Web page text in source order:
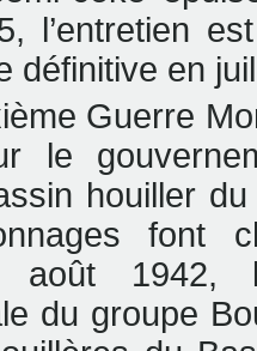
l’entretien
définitive en
Guerre
le
houiller
font
août 1942,
du groupe